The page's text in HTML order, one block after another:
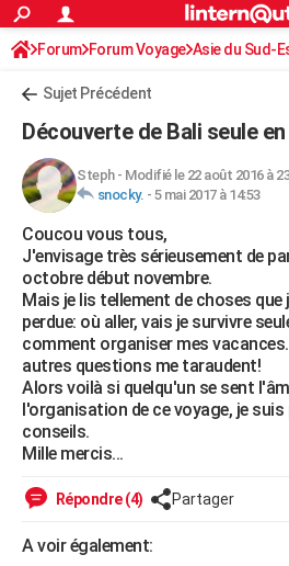
ACTUALITÉS
Politique
Société
Faits Divers
Education
Monde
Villes
+
FINANCE
Retraite
Impôts
Epargne
Immobilier
Risques naturels par ville
Banque
Assurance
Crédit
AUTO
Essais
Réserver un essai
Citadines
Berlines
SUV
Forum auto
+HIGH-TECH
Mobiles
Meilleur smartphone
Internet
Ordinateurs
Jeux vidéo
Guide high-tech
+BRICOLAGE
Forum
Aménagement intérieur
Extérieur
Cuisine
Salle de bains
Jardinage
Rangement
WEEK-END
Guides de France
Escapades
Patrimoine
Expositions
Musées
Week-end nature
LIFESTYLE
Art de vivre
Bien-être
Loisirs
Modes de vie
SANTE
Destinations
City break
Voyage nature
Voyage de noces
Forum
Climat
S'inscrire
Connexion
Forum Forum Voyage Asie du Sud-
Sujet Précédent
Découverte de Bali seule
Steph- Modifié le 22 août 2016 à
snocky. - 5 mai 2017 à 14:53
Coucou vous tous,
J'envisage très sérieusement de
octobre début novembre.
Mais je lis tellement de choses que
perdue: où aller, vais je survivre
comment organiser mes
autres questions me taraudent!
Alors voilà si quelqu'un se sent
l'organisation de ce voyage, je suis
conseils.
Mille mercis...
Répondre (4) Partager
A voir également: